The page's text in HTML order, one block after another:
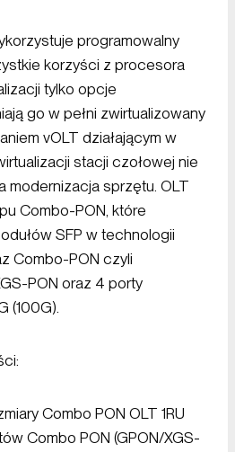
programowalny
korzyści z procesora
tylko opcje
go w pełni zwirtualizowany
vOLT działającym w
stacji czołowej nie
modernizacja sprzętu. OLT
Combo-PON, które
SFP w technologii
Combo-PON czyli
PON oraz 4 porty
(100G).
Combo PON OLT 1RU
Combo PON (GPON/XGS-